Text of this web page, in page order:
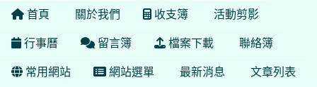
首頁 關於我們 收支簿 活動剪影
行事曆 留言簿 檔案下載 聯絡簿
常用網站 網站選單 最新消息 文章列表